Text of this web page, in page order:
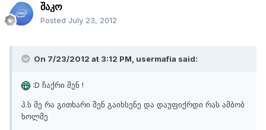
შაკო
Posted July 23, 2012
On 7/23/2012 at 3:12 PM, usermafia said:
:D ჩაქრი შენ !
პ.ს მე რა გითხარი შენ გაიხსენე და დაუფიქრდი რას ამბობ
ხოლმე